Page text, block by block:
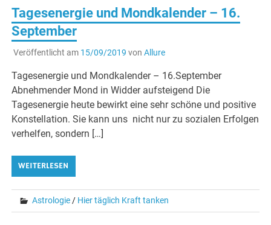
Tagesenergie und Mondkalender – 16.
September
Veröffentlicht am 15/09/2019 von Allure
Tagesenergie und Mondkalender – 16.September
Abnehmender Mond in Widder aufsteigend Die
Tagesenergie heute bewirkt eine sehr schöne und positive
Konstellation. Sie kann uns nicht nur zu sozialen Erfolgen
verhelfen, sondern […]
WEITERLESEN
Astrologie / Hier täglich Kraft tanken